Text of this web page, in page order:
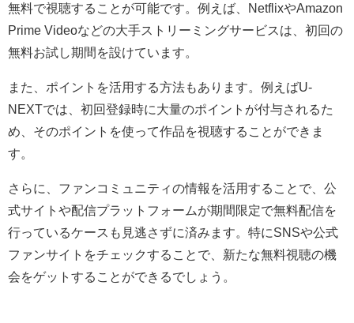
無料で視聴することが可能です。例えば、NetflixやAmazon
Prime Videoなどの大手ストリーミングサービスは、初回の
無料お試し期間を設けています。
また、ポイントを活用する方法もあります。例えばU-
NEXTでは、初回登録時に大量のポイントが付与されるた
め、そのポイントを使って作品を視聴することができま
す。
さらに、ファンコミュニティの情報を活用することで、公
式サイトや配信プラットフォームが期間限定で無料配信を
行っているケースも見逃さずに済みます。特にSNSや公式
ファンサイトをチェックすることで、新たな無料視聴の機
会をゲットすることができるでしょう。